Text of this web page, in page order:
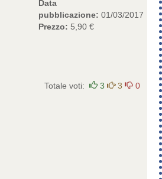
Data
pubblicazione: 01/03/2017
Prezzo: 5,90 €
Totale voti: 3 3 0